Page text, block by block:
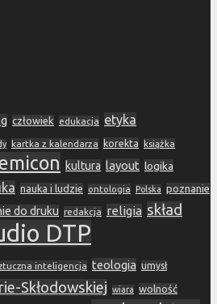
człowiek edukacja etyka
kartka z kalendarza korekta książka
kultura layout logika
nauka i ludzie ontologia Polska poznanie
do druku redakcja religia skład
DTP
inteligencja teologia umysł
Skłodowskiej wiara wolność